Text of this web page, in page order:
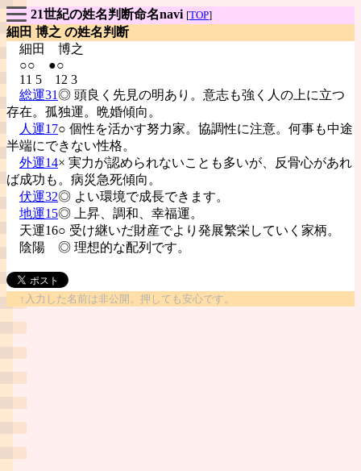
21世紀の姓名判断命名navi [TOP]
細田 博之 の姓名判断
細田 博之
○○ ●○
11 5 12 3
総運31◎ 頭良く先見の明あり。意志も強く人の上に立つ
存在。孤独運。晩婚傾向。
人運17○ 個性を活かす努力家。協調性に注意。何事も中途
半端にできない性格。
外運14× 実力が認められないことも多いが、反骨心があれ
ば成功も。病災急死傾向。
伏運32◎ よい環境で成長できます。
地運15◎ 上昇、調和、幸福運。
天運16○ 受け継いだ財産でより発展繁栄していく家柄。
陰陽 ◎ 理想的な配列です。
↑入力した名前は非公開。押しても安心です。